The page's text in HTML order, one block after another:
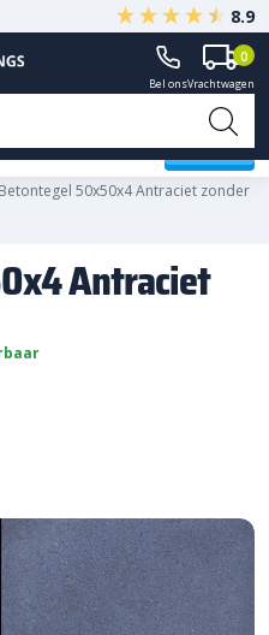
Gegarandeerd A-kwaliteit
8.9
Bel onsVrachtwagen
0
Betontegel 50x50x4 Antraciet zonder
Antraciet
Antraciet